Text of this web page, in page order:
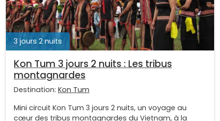
3 jours 2 nuits
Kon Tum 3 jours 2 nuits : Les tribus
montagnardes
Destination: Kon Tum
Mini circuit Kon Tum 3 jours 2 nuits, un voyage au
cœur des tribus montagnardes du Vietnam, à la